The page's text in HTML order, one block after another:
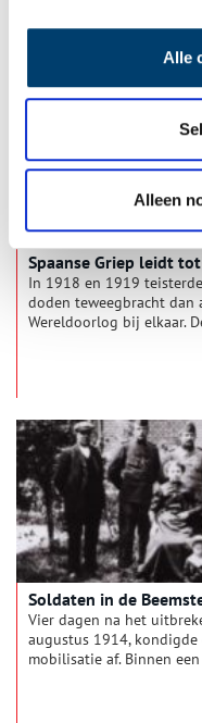
Alle
Alleen
Krommenie wijst op de
Spaanse Griep leidt
In 1918 en 1919
doden teweegbracht dan
Wereldoorlog bij elkaar.
Soldaten in de
Vier dagen na het
augustus 1914,
mobilisatie af. Binnen